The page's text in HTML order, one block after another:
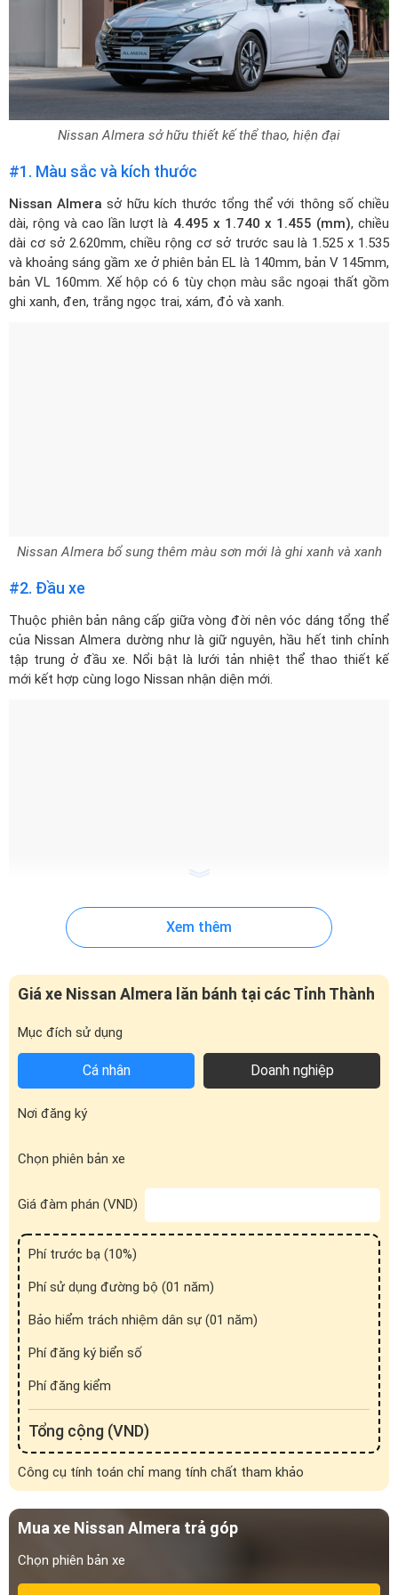
Nissan Almera sở hữu thiết kế thể thao, hiện đại
#1. Màu sắc và kích thước
Nissan Almera sở hữu kích thước tổng thể với thông số chiều
dài, rộng và cao lần lượt là 4.495 x 1.740 x 1.455 (mm), chiều
dài cơ sở 2.620mm, chiều rộng cơ sở trước sau là 1.525 x 1.535
và khoảng sáng gầm xe ở phiên bản EL là 140mm, bản V 145mm,
bản VL 160mm. Xế hộp có 6 tùy chọn màu sắc ngoại thất gồm
ghi xanh, đen, trắng ngọc trai, xám, đỏ và xanh.
Nissan Almera bổ sung thêm màu sơn mới là ghi xanh và xanh
#2. Đầu xe
Thuộc phiên bản nâng cấp giữa vòng đời nên vóc dáng tổng thể
của Nissan Almera dường như là giữ nguyên, hầu hết tinh chỉnh
tập trung ở đầu xe. Nổi bật là lưới tản nhiệt thể thao thiết kế
mới kết hợp cùng logo Nissan nhận diện mới.
Nissan Almera trang bị lưới tản nhiệt thể thao thiết kế mới
dải LED chạy ban ngày. Riêng bản Nissan Almera EL sử dụng đèn
Halogen và không có đèn LED ban ngày. Tính năng tự động
Cản trước xe Nissan Almera mới được thiết kế gọn gàng, giúp
tăng cường tính khí động học, đồng thời tạo ra diện mạo trẻ
trung, thể thao và mạnh mẽ hơn.
Xem thêm
Giá xe Nissan Almera lăn bánh tại các Tỉnh Thành
Mục đích sử dụng
Cá nhân Doanh nghiệp
Nơi đăng ký
Chọn phiên bản xe
Giá đàm phán (VND)
Phí trước bạ (10%)
Phí sử dụng đường bộ (01 năm)
Bảo hiểm trách nhiệm dân sự (01 năm)
Phí đăng ký biển số
Phí đăng kiểm
Tổng cộng (VND)
Công cụ tính toán chỉ mang tính chất tham khảo
Mua xe Nissan Almera trả góp
Chọn phiên bản xe